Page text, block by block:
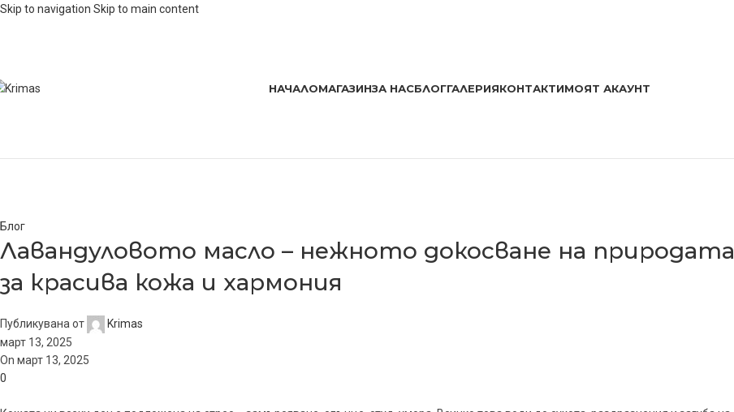
Skip to navigation Skip to main content
НАЧАЛОМАГАЗИНЗА НАСБЛОГГАЛЕРИЯКОНТАКТИМОЯТ АКАУНТ
Блог
Лавандуловото масло – нежното докосване на природата
за красива кожа и хармония
Публикувана от
Krimas
март 13, 2025
On март 13, 2025
0